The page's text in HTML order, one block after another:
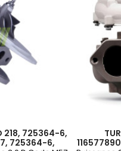
218, 725364-6,
725364-6,